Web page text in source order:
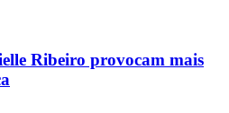
Ribeiro provocam mais